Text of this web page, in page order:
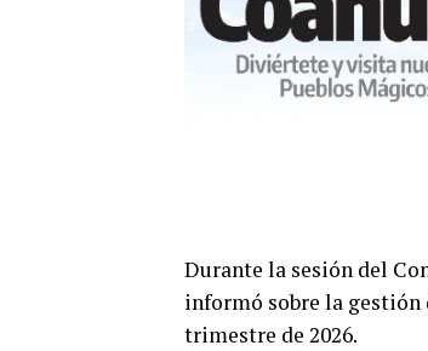
Durante la sesión del
informó sobre la
trimestre de 2026.